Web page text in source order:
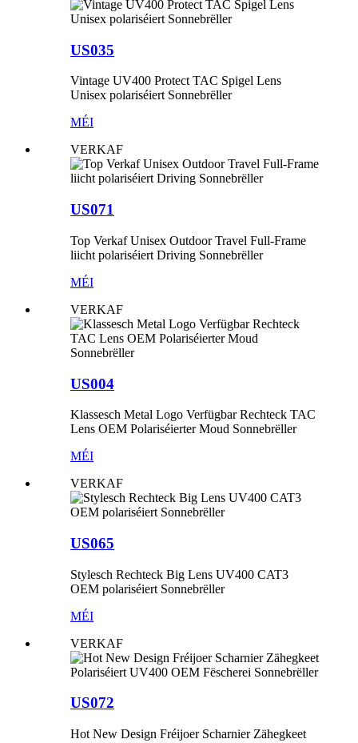
US035
Vintage UV400 Protect TAC Spigel Lens
Unisex polariséiert Sonnebrëller
MÉI
VERKAF
US071
Top Verkaf Unisex Outdoor Travel Full-Frame
liicht polariséiert Driving Sonnebrëller
MÉI
VERKAF
US004
Klassesch Metal Logo Verfügbar Rechteck TAC
Lens OEM Polariséierter Moud Sonnebrëller
MÉI
VERKAF
US065
Stylesch Rechteck Big Lens UV400 CAT3
OEM polariséiert Sonnebrëller
MÉI
VERKAF
US072
Hot New Design Fréijoer Scharnier Zähegkeet